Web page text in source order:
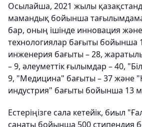
Осылайша, 2021 жылы
мамандық бойынша
бар, оның ішінде инновация
технологиялар бағыты бойынша
инженерия бағыты – 28,
– 9, әлеуметтік ғылымдар – 40,
9, "Медицина" бағыты – 37 және
индустрия" бағыты бойынша 13
Естеріңізге сала кетейік, биыл
санаты бойынша 500 стипендия